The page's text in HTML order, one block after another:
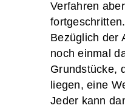
Verfahren
fortgeschritten.
Bezüglich der
noch einmal
Grundstücke,
liegen, eine
Jeder kann